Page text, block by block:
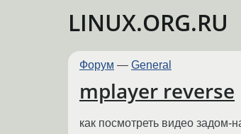
LINUX.ORG.RU
Форум — General
mplayer reverse
как посмотреть видео задом-